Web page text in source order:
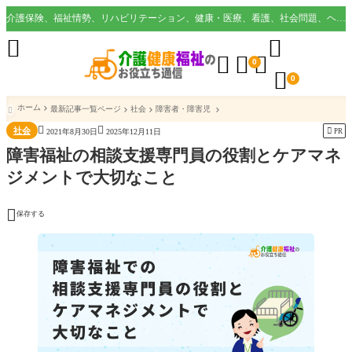
介護保険、福祉情勢、リハビリテーション、健康・医療、看護、社会問題、ヘルスケア業界など様々な切り口から役立つ情報を配信。
  0

 0

 ホーム 最新記事一覧ページ 社会 障害者・障害児
社会  2021年8月30日  2025年12月11日  PR
障害福祉の相談支援専門員の役割とケアマネ
ジメントで大切なこと
 保存する